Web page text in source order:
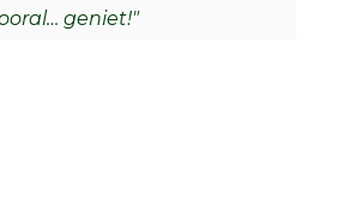
geniet!"